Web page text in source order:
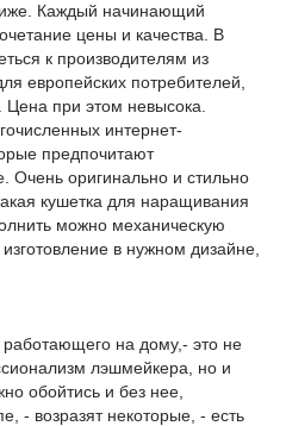
Каждый начинающий
цены и качества. В
к производителям из
европейских потребителей,
Цена при этом невысока.
интернет-
предпочитают
Очень оригинально и стильно
кушетка для наращивания
можно механическую
в нужном дизайне,
на дому,- это не
лэшмейкера, но и
обойтись и без нее,
- возразят некоторые, - есть